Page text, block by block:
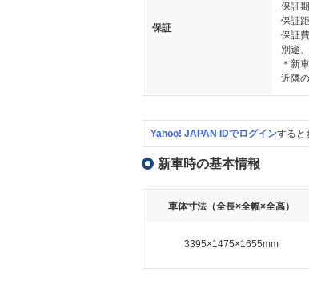
保証
保証
保証
保証
別途
＊新
近隣
Yahoo! JAPAN IDでログインすると
新車時の基本情報
車体寸法（全長×全幅×全高）
3395×1475×1655mm